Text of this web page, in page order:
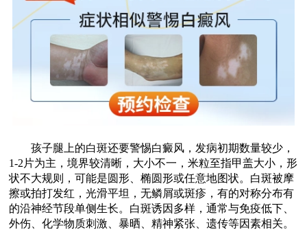
孩子腿上的白斑还要警惕白癜风，发病初期数量较少，
1-2片为主，境界较清晰，大小不一，米粒至指甲盖大小，形
状不大规则，可能是圆形、椭圆形或任意地图状。白斑被摩
擦或拍打发红，光滑平坦，无鳞屑或斑疹，有的对称分布有
的沿神经节段单侧生长。白斑诱因多样，通常与免疫低下、
外伤、化学物质刺激、暴晒、精神紧张、遗传等因素相关。